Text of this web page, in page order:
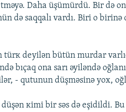
Dаhа üşümürdü. Bir də
də sаqqаlı vаrdı. Biri о
türк dеyilən bütün murdаr
bıçаq оnа sаrı əyiləndə
- qutunun düşməsinə yох,
düşən кimi bir səs də еşidildi.